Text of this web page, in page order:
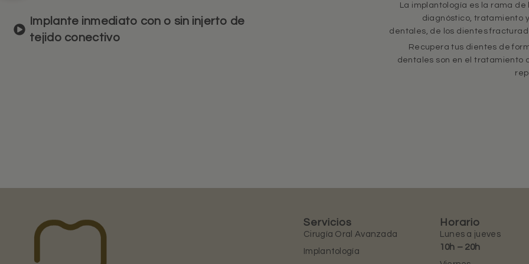
Implante inmediato con o sin injerto de
tejido conectivo
La implantología es la rama
diagnóstico, tratamiento
dentales, de los dientes
Recupera tus dientes de
dentales son en el tratamiento
Servicios
Cirugía Oral Avanzada
Implantología
Horario
Lunes a jueves
10h – 20h